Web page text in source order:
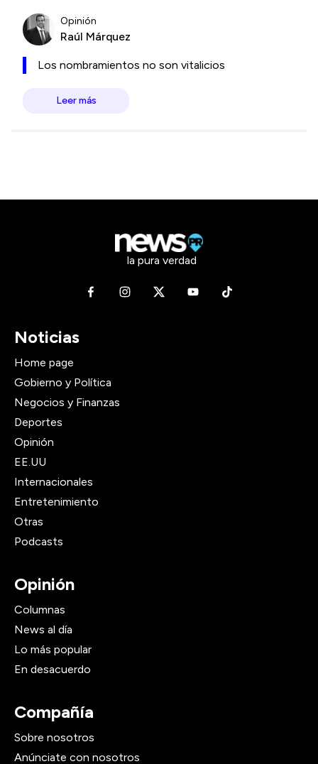
Opinión
Raúl Márquez
Los nombramientos no son vitalicios
Leer más
la pura verdad
Noticias
Home page
Gobierno y Política
Negocios y Finanzas
Deportes
Opinión
EE.UU
Internacionales
Entretenimiento
Otras
Podcasts
Opinión
Columnas
News al día
Lo más popular
En desacuerdo
Compañía
Sobre nosotros
Anúnciate con nosotros